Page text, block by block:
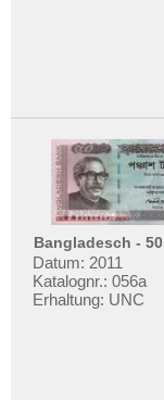
Bangladesch -
Datum: 2011
Katalognr.: 056a
Erhaltung: UNC